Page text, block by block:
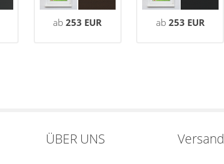
ab253 EUR ab 253 EUR
ÜBER UNS Versand